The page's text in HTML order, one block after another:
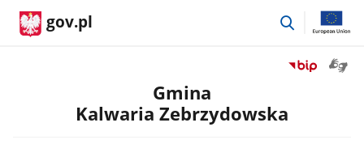
gov.pl
przejdź
Przejdź
Gmina
Kalwaria Zebrzydowska